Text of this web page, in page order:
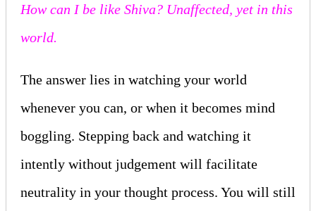
How can I be like Shiva? Unaffected, yet in this
world.
The answer lies in watching your world
whenever you can, or when it becomes mind
boggling. Stepping back and watching it
intently without judgement will facilitate
neutrality in your thought process. You will still